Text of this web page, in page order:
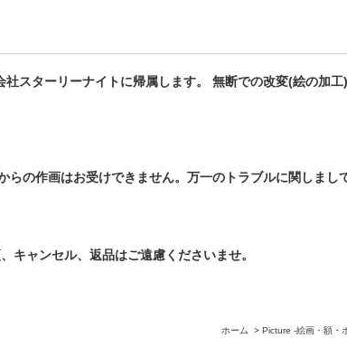
ターリーナイトに帰属します。 無断での改変(絵の加工
の作画はお受けできません。万一のトラブルに関しまし
ャンセル、返品はご遠慮くださいませ。
ホーム > Picture -絵画・額・